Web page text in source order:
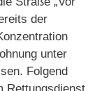
der
unter
Folgend